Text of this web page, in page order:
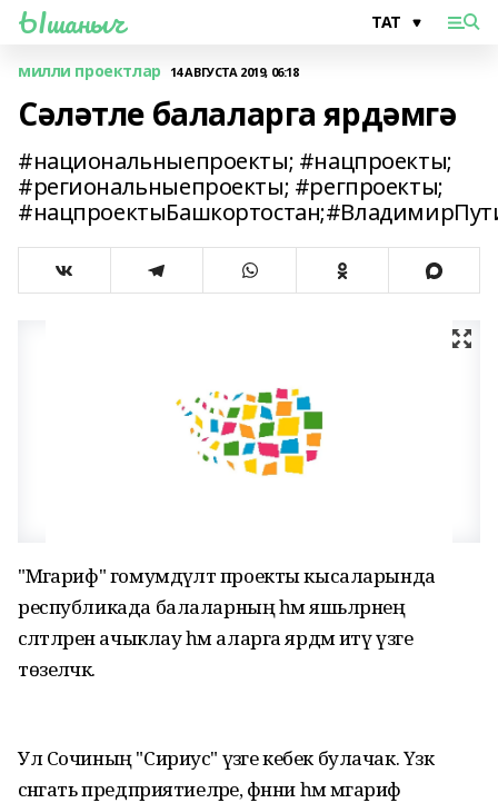
Ышаныч
милли проектлар 14 АВГУСТА 2019, 06:18
Сәләтле балаларга ярдәмгә
#национальныепроекты; #нацпроекты;
#региональныепроекты; #регпроекты;
"Мәгариф" гомумдәүләт проекты кысаларында
республикада балаларның һәм яшьләрнең
сәләтләрен ачыклау һәм аларга ярдәм итү үзәге
төзеләчәк.
Ул Сочиның "Сириус" үзәге кебек булачак. Үзәк
сәнәгать предприятиеләре, фәнни һәм мәгариф